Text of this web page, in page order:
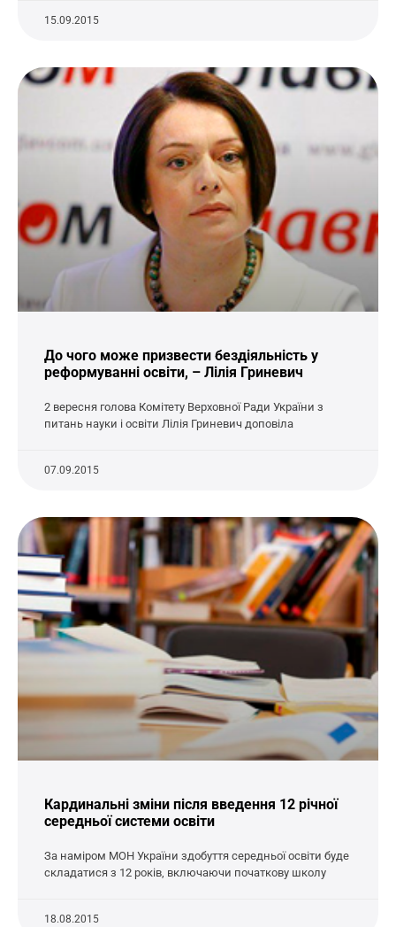
15.09.2015
До чого може призвести бездіяльність у
реформуванні освіти, – Лілія Гриневич
2 вересня голова Комітету Верховної Ради України з
питань науки і освіти Лілія Гриневич доповіла
07.09.2015
Кардинальні зміни після введення 12 річної
середньої системи освіти
За наміром МОН України здобуття середньої освіти буде
складатися з 12 років, включаючи початкову школу
18.08.2015